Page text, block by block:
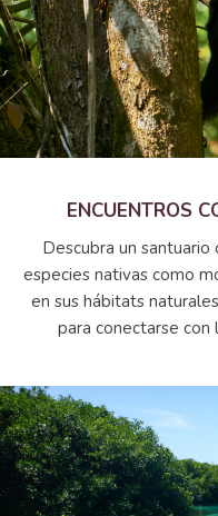
ENCUENTROS
Descubra un
especies nativas como
en sus hábitats
para conectarse con